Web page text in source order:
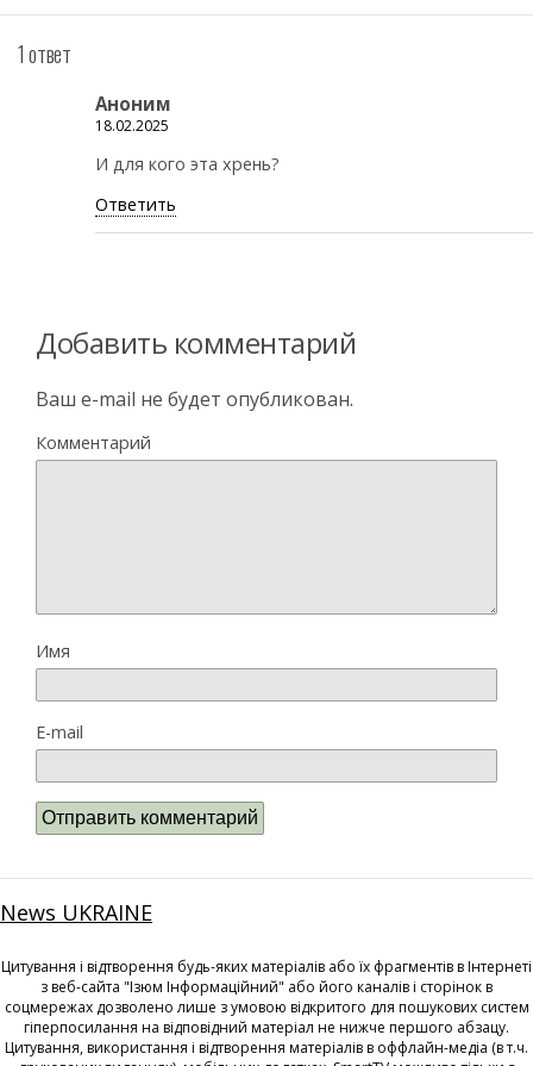
1 ответ
Аноним
18.02.2025
И для кого эта хрень?
Ответить
Добавить комментарий
Ваш e-mail не будет опубликован.
Комментарий
Имя
E-mail
News UKRAINE
Цитування і відтворення будь-яких матеріалів або їх фрагментів в Інтернеті
з веб-сайта "Ізюм Інформаційний" або його каналів і сторінок в
соцмережах дозволено лише з умовою відкритого для пошукових систем
гіперпосилання на відповідний матеріал не нижче першого абзацу.
Цитування, використання і відтворення матеріалів в оффлайн-медіа (в т.ч.